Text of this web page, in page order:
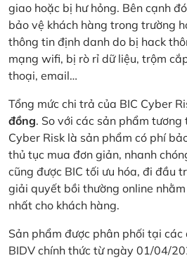
giao hoặc bị hư hỏng. Bên cạnh
bảo vệ khách hàng trong trường
thông tin định danh do bị hack
mạng wifi, bị rò rỉ dữ liệu, trộm
thoại, email…
Tổng mức chi trả của BIC Cyber
đồng. So với các sản phẩm
Cyber Risk là sản phẩm có phí
thủ tục mua đơn giản, nhanh
cũng được BIC tối ưu hóa, đi đầu
giải quyết bồi thường online
nhất cho khách hàng.
Sản phẩm được phân phối tại
BIDV chính thức từ ngày 01/04/